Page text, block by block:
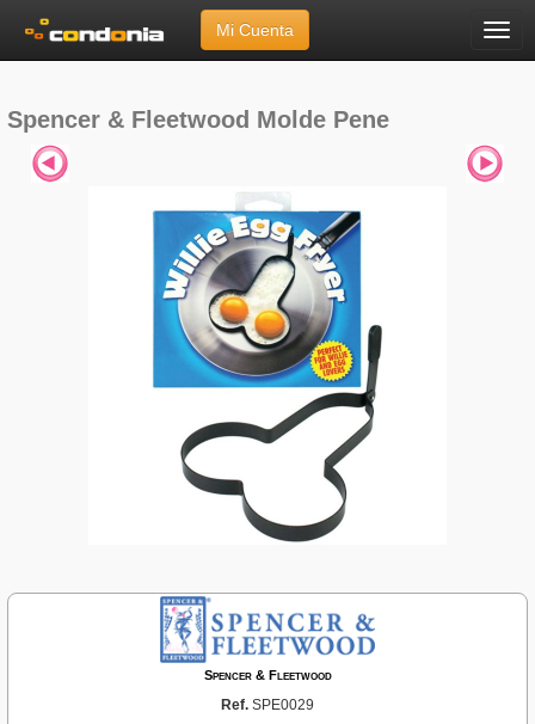
Menú
Mi Cuenta
Spencer & Fleetwood»Molde Pene
Spencer & Fleetwood Molde Pene
Spencer & Fleetwood
Ref. SPE0029